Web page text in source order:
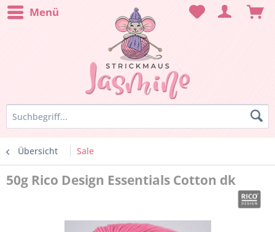
Menü
Übersicht Sale
50g Rico Design Essentials Cotton dk